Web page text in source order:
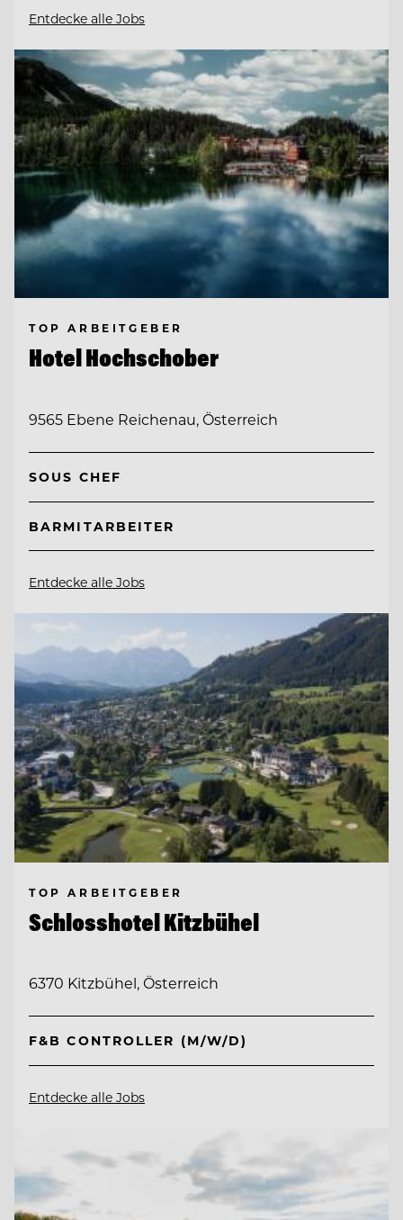
Entdecke alle Jobs
TOP ARBEITGEBER
Hotel Hochschober
9565 Ebene Reichenau, Österreich
SOUS CHEF
BARMITARBEITER
Entdecke alle Jobs
TOP ARBEITGEBER
Schlosshotel Kitzbühel
6370 Kitzbühel, Österreich
F&B CONTROLLER (M/W/D)
Entdecke alle Jobs